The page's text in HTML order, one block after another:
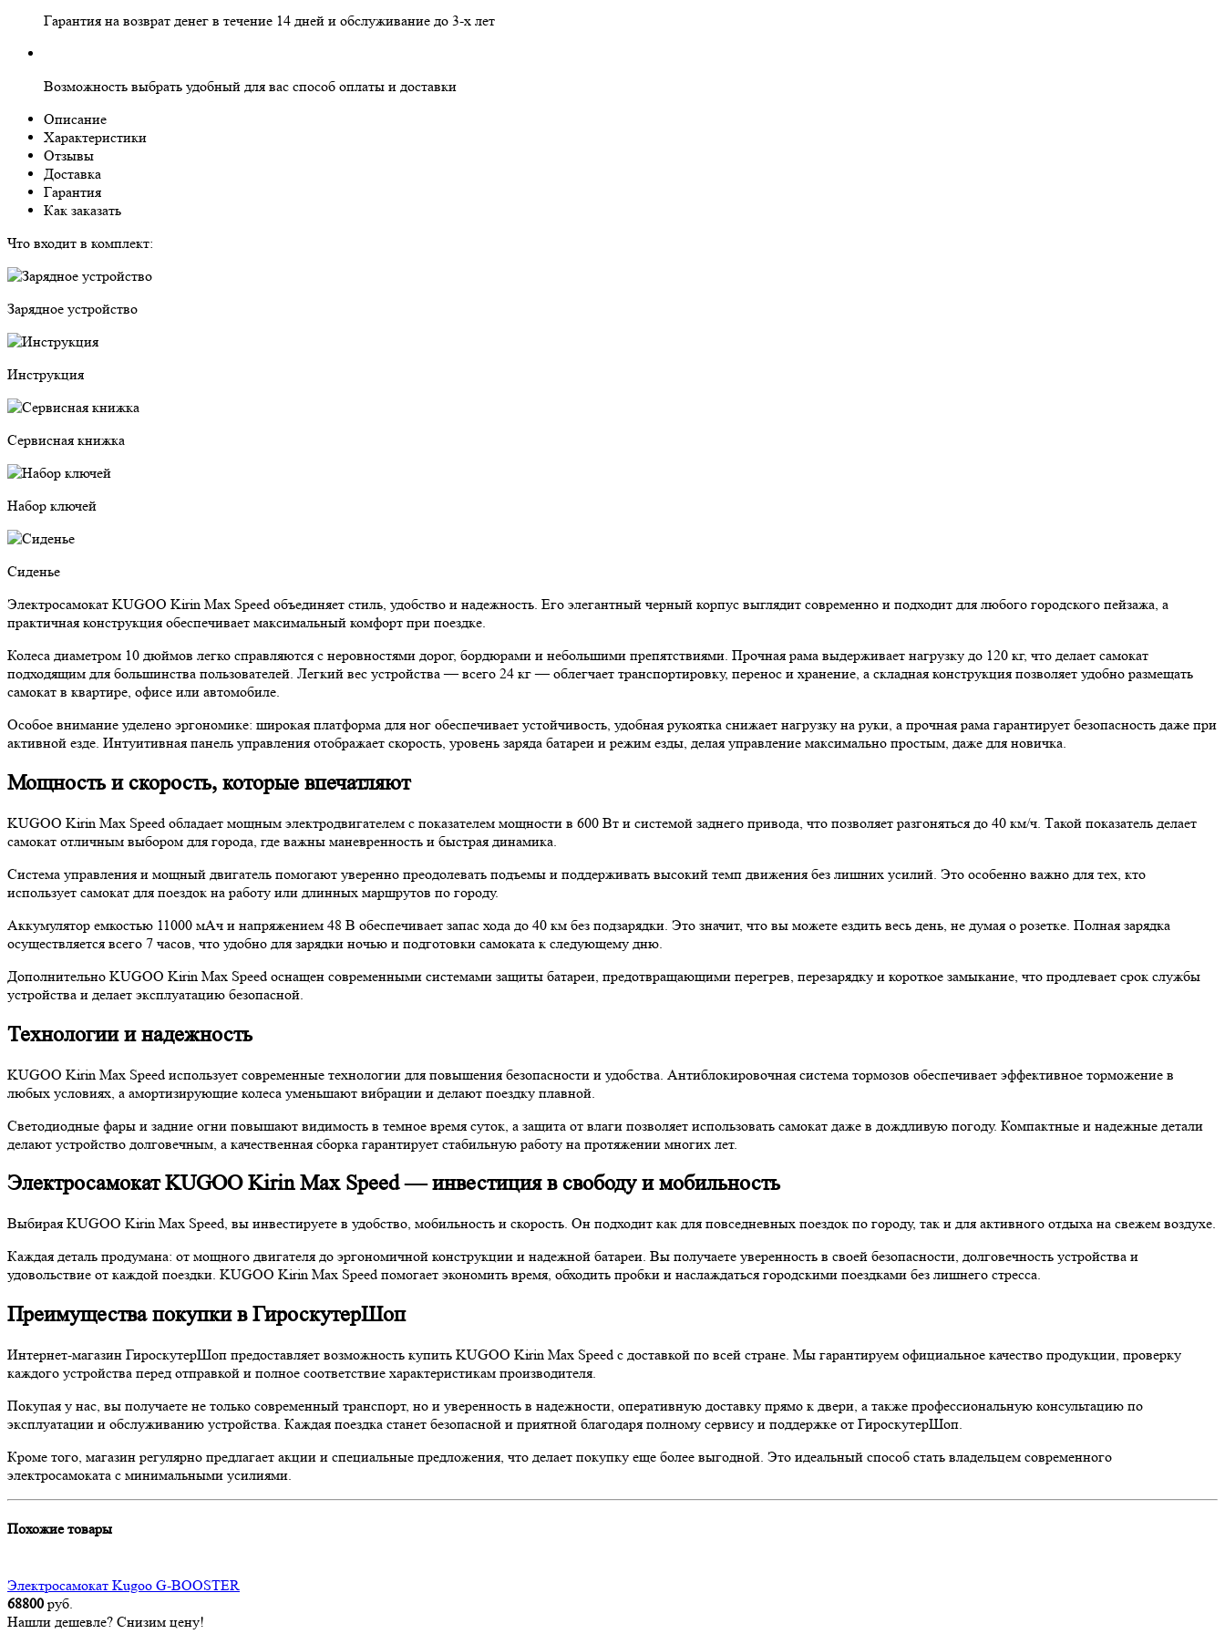
Гарантия на возврат денег в течение 14 дней и обслуживание до 3-х лет
Возможность выбрать удобный для вас способ оплаты и доставки
Описание
Характеристики
Отзывы
Доставка
Гарантия
Как заказать
Что входит в комплект:
Зарядное устройство
Инструкция
Сервисная книжка
Набор ключей
Сиденье
Электросамокат KUGOO Kirin Max Speed объединяет стиль, удобство и надежность. Его элегантный черный корпус выглядит современно и подходит для любого городского пейзажа, а
практичная конструкция обеспечивает максимальный комфорт при поездке.
Колеса диаметром 10 дюймов легко справляются с неровностями дорог, бордюрами и небольшими препятствиями. Прочная рама выдерживает нагрузку до 120 кг, что делает самокат
подходящим для большинства пользователей. Легкий вес устройства — всего 24 кг — облегчает транспортировку, перенос и хранение, а складная конструкция позволяет удобно размещать
самокат в квартире, офисе или автомобиле.
Особое внимание уделено эргономике: широкая платформа для ног обеспечивает устойчивость, удобная рукоятка снижает нагрузку на руки, а прочная рама гарантирует безопасность даже при
активной езде. Интуитивная панель управления отображает скорость, уровень заряда батареи и режим езды, делая управление максимально простым, даже для новичка.
Мощность и скорость, которые впечатляют
KUGOO Kirin Max Speed обладает мощным электродвигателем с показателем мощности в 600 Вт и системой заднего привода, что позволяет разгоняться до 40 км/ч. Такой показатель делает
самокат отличным выбором для города, где важны маневренность и быстрая динамика.
Система управления и мощный двигатель помогают уверенно преодолевать подъемы и поддерживать высокий темп движения без лишних усилий. Это особенно важно для тех, кто
использует самокат для поездок на работу или длинных маршрутов по городу.
Аккумулятор емкостью 11000 мАч и напряжением 48 В обеспечивает запас хода до 40 км без подзарядки. Это значит, что вы можете ездить весь день, не думая о розетке. Полная зарядка
осуществляется всего 7 часов, что удобно для зарядки ночью и подготовки самоката к следующему дню.
Дополнительно KUGOO Kirin Max Speed оснащен современными системами защиты батареи, предотвращающими перегрев, перезарядку и короткое замыкание, что продлевает срок службы
устройства и делает эксплуатацию безопасной.
Технологии и надежность
KUGOO Kirin Max Speed использует современные технологии для повышения безопасности и удобства. Антиблокировочная система тормозов обеспечивает эффективное торможение в
любых условиях, а амортизирующие колеса уменьшают вибрации и делают поездку плавной.
Светодиодные фары и задние огни повышают видимость в темное время суток, а защита от влаги позволяет использовать самокат даже в дождливую погоду. Компактные и надежные детали
делают устройство долговечным, а качественная сборка гарантирует стабильную работу на протяжении многих лет.
Электросамокат KUGOO Kirin Max Speed — инвестиция в свободу и мобильность
Выбирая KUGOO Kirin Max Speed, вы инвестируете в удобство, мобильность и скорость. Он подходит как для повседневных поездок по городу, так и для активного отдыха на свежем воздухе.
Каждая деталь продумана: от мощного двигателя до эргономичной конструкции и надежной батареи. Вы получаете уверенность в своей безопасности, долговечность устройства и
удовольствие от каждой поездки. KUGOO Kirin Max Speed помогает экономить время, обходить пробки и наслаждаться городскими поездками без лишнего стресса.
Преимущества покупки в ГироскутерШоп
Интернет-магазин ГироскутерШоп предоставляет возможность купить KUGOO Kirin Max Speed с доставкой по всей стране. Мы гарантируем официальное качество продукции, проверку
каждого устройства перед отправкой и полное соответствие характеристикам производителя.
Покупая у нас, вы получаете не только современный транспорт, но и уверенность в надежности, оперативную доставку прямо к двери, а также профессиональную консультацию по
эксплуатации и обслуживанию устройства. Каждая поездка станет безопасной и приятной благодаря полному сервису и поддержке от ГироскутерШоп.
Кроме того, магазин регулярно предлагает акции и специальные предложения, что делает покупку еще более выгодной. Это идеальный способ стать владельцем современного
электросамоката с минимальными усилиями.
Похожие товары
Электросамокат Kugoo G-BOOSTER
68800 руб.
Нашли дешевле? Снизим цену!